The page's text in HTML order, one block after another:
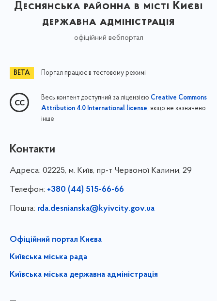
Деснянська районна в місті Києві
державна адміністрація
офіційний вебпортал
Портал працює в тестовому режимі
Весь контент доступний за ліцензією Creative Commons
Attribution 4.0 International license, якщо не зазначено
інше
Контакти
Адреса: 02225, м. Київ, пр-т Червоної Калини, 29
Телефон: +380 (44) 515-66-66
Пошта: rda.desnianska@kyivcity.gov.ua
Офіційний портал Києва
Київська міська рада
Київська міська державна адміністрація